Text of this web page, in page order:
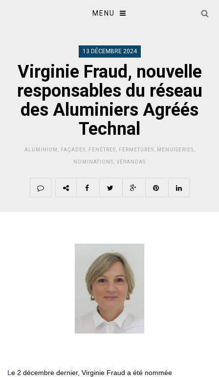
MENU
13 DÉCEMBRE 2024
Virginie Fraud, nouvelle
responsables du réseau
des Aluminiers Agréés
Technal
ALUMINIUM FAÇADES FENÊTRES FERMETURES MENUISERIES
NOMINATIONS VÉRANDAS
Le 2 décembre dernier, Virginie Fraud a été nommée